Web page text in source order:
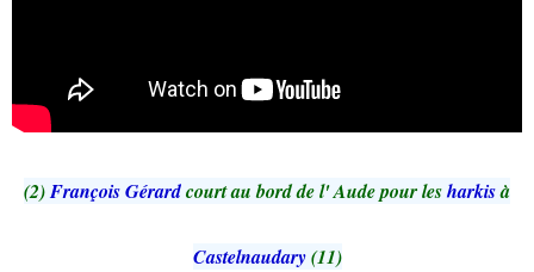
(2)François Gérardcourt au bord de l' Aude pour lesharkisà
Castelnaudary(11)